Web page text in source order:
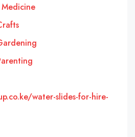
water-slides-for-hire-